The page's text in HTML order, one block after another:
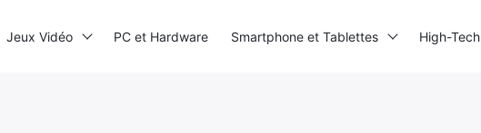
Jeux Vidéo PC et Hardware Smartphone et Tablettes High-Tech